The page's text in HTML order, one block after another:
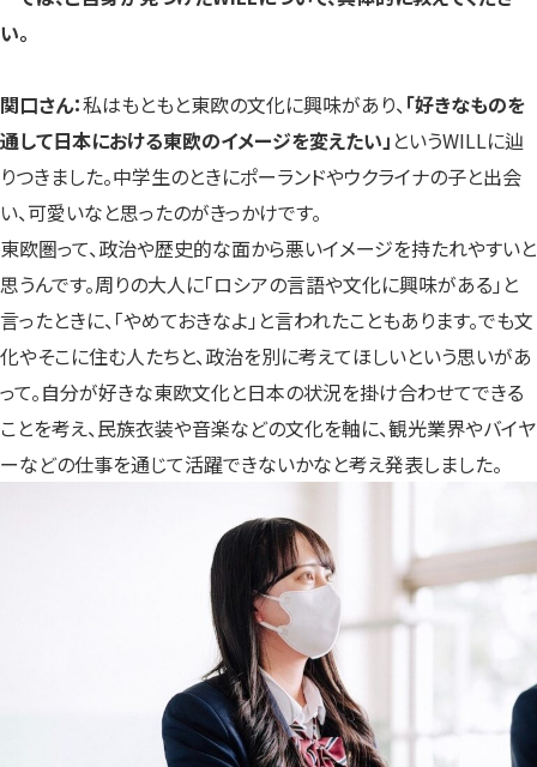
い。
関口さん：私はもともと東欧の文化に興味があり、「好きなものを
通して日本における東欧のイメージを変えたい」 というWILLに辿
りつきました。中学生のときにポーランドやウクライナの子と出会
い、可愛いなと思ったのがきっかけです。
東欧圏って、政治や歴史的な面から悪いイメージを持たれやすいと
思うんです。周りの大人に「ロシアの言語や文化に興味がある」と
言ったときに、「やめておきなよ」と言われたこともあります。でも文
化やそこに住む人たちと、政治を別に考えてほしいという思いがあ
って。自分が好きな東欧文化と日本の状況を掛け合わせてできる
ことを考え、民族衣装や音楽などの文化を軸に、観光業界やバイヤ
ーなどの仕事を通じて活躍できないかなと考え発表しました。